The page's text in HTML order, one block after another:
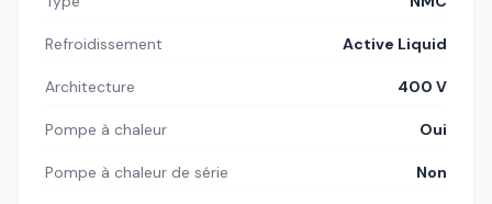
Refroidissement Active Liquid
Architecture 400 V
Pompe à chaleur Oui
Pompe à chaleur de série Non